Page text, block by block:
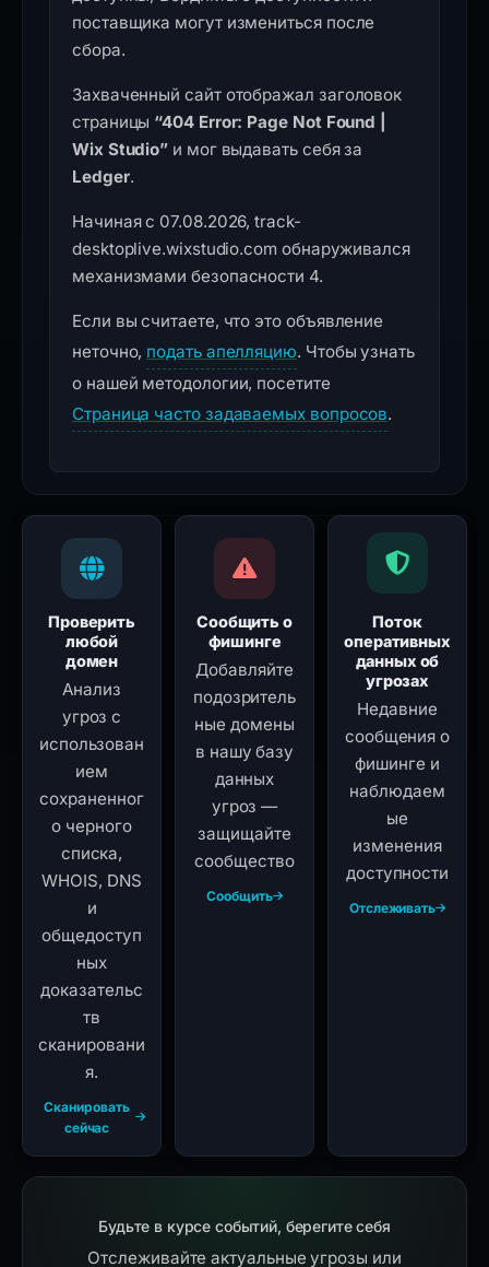
поставщика могут измениться после
сбора.
Захваченный сайт отображал заголовок
страницы “404 Error: Page Not Found |
Wix Studio” и мог выдавать себя за
Ledger.
Начиная с 07.08.2026, track-
desktoplive.wixstudio.com обнаруживался
механизмами безопасности 4.
Если вы считаете, что это объявление
неточно, подать апелляцию. Чтобы узнать
о нашей методологии, посетите
Страница часто задаваемых вопросов.
Проверить
любой
домен
Анализ
угроз с
использован
ием
сохраненног
о черного
списка,
WHOIS, DNS
и
общедоступ
ных
доказательс
тв
сканировани
я.
Сканировать
сейчас
Сообщить о
фишинге
Добавляйте
подозритель
ные домены
в нашу базу
данных
угроз —
защищайте
сообщество
Сообщить
Поток
оперативных
данных об
угрозах
Недавние
сообщения о
фишинге и
наблюдаем
ые
изменения
доступности
Отслеживать
Будьте в курсе событий, берегите себя
Отслеживайте актуальные угрозы или